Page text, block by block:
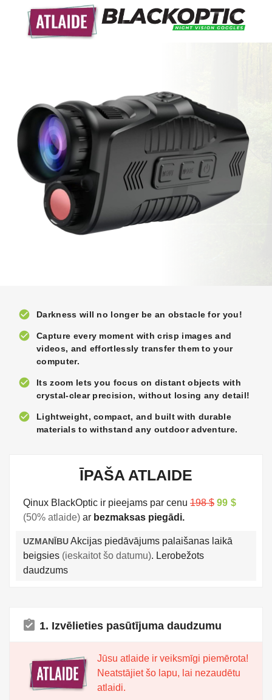
check_circle Darkness will no longer be an obstacle for you!
check_circle
Capture every moment with crisp images and
videos, and effortlessly transfer them to your
computer.
check_circle
Its zoom lets you focus on distant objects with
crystal-clear precision, without losing any detail!
check_circle
Lightweight, compact, and built with durable
materials to withstand any outdoor adventure.
ĪPAŠA ATLAIDE
Qinux BlackOptic ir pieejams par cenu 198 $ 99 $
(50% atlaide) ar bezmaksas piegādi.
UZMANĪBUAkcijas piedāvājums palaišanas laikā
beigsies (ieskaitot šo datumu). Lerobežots
daudzums
assignment_turned_in 1. Izvēlieties pasūtījuma daudzumu
Jūsu atlaide ir veiksmīgi piemērota!
Neatstājiet šo lapu, lai nezaudētu
atlaidi.